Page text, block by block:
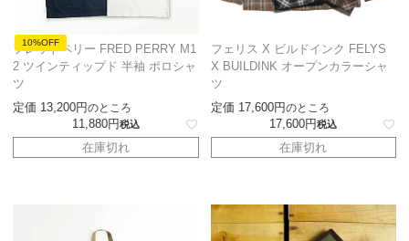
10%OFF
フレッドペリー FRED PERRY M1
2 ツインティップド 半袖 ポロシャ
ツ
定価 13,200 のところ
11,880 税込
在庫切れ
フェリス X ビルドインク FELYS
X BUILDINK オープンカラーシャ
ツ
定価 17,600 のところ
17,600 税込
在庫切れ